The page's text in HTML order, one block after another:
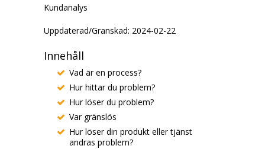
Kundanalys
Uppdaterad/Granskad: 2024-02-22
Innehåll
Vad är en process?
Hur hittar du problem?
Hur löser du problem?
Var gränslös
Hur löser din produkt eller tjänst
andras problem?